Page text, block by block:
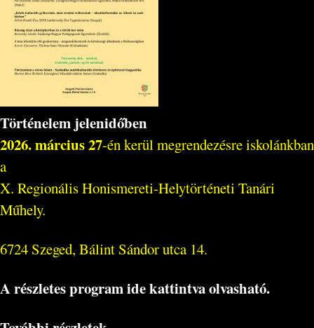
Történelem jelenidőben
2026. március 27-én kerül megrendezésre iskolánkban
a
X. Regionális Honismereti-Helytörténeti Tanári
Műhely.
6724 Szeged, Bálint Sándor utca 14.
A részletes program ide kattintva olvasható.